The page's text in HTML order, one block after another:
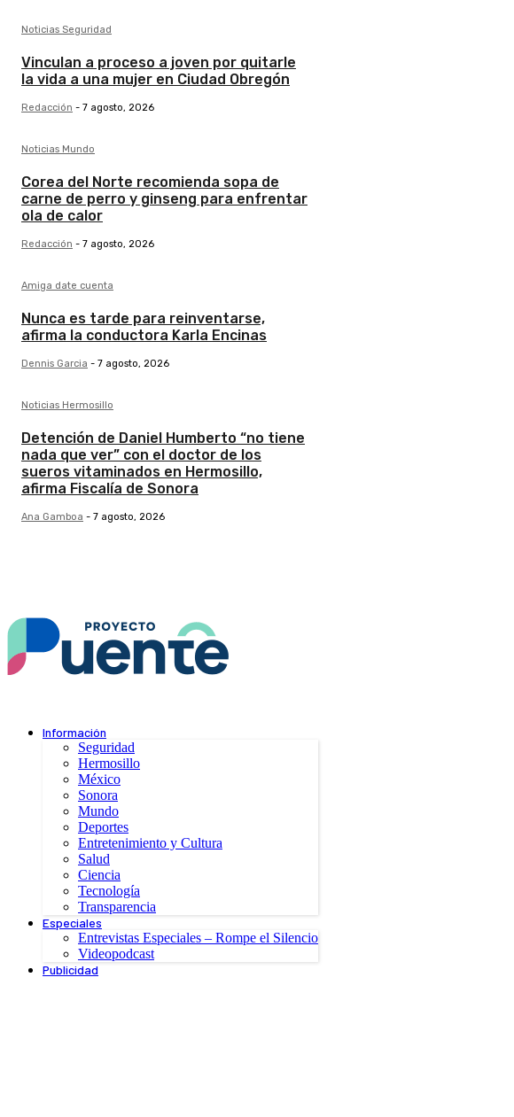
Noticias Seguridad
Vinculan a proceso a joven por quitarle
la vida a una mujer en Ciudad Obregón
Redacción - 7 agosto, 2026
Noticias Mundo
Corea del Norte recomienda sopa de
carne de perro y ginseng para enfrentar
ola de calor
Redacción - 7 agosto, 2026
Amiga date cuenta
Nunca es tarde para reinventarse,
afirma la conductora Karla Encinas
Dennis Garcia - 7 agosto, 2026
Noticias Hermosillo
Detención de Daniel Humberto “no tiene
nada que ver” con el doctor de los
sueros vitaminados en Hermosillo,
afirma Fiscalía de Sonora
Ana Gamboa - 7 agosto, 2026
Información
Seguridad
Hermosillo
México
Sonora
Mundo
Deportes
Entretenimiento y Cultura
Salud
Ciencia
Tecnología
Transparencia
Especiales
Entrevistas Especiales – Rompe el Silencio
Videopodcast
Publicidad